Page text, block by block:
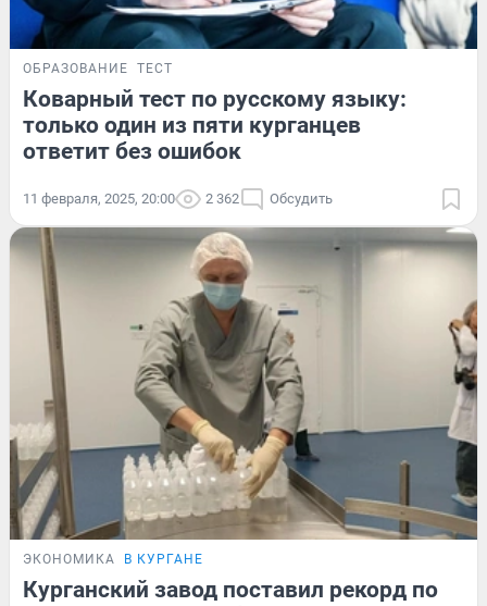
ОБРАЗОВАНИЕ ТЕСТ
Коварный тест по русскому языку:
только один из пяти курганцев
ответит без ошибок
11 февраля, 2025, 20:00 2 362 Обсудить
ЭКОНОМИКА В КУРГАНЕ
Курганский завод поставил рекорд по